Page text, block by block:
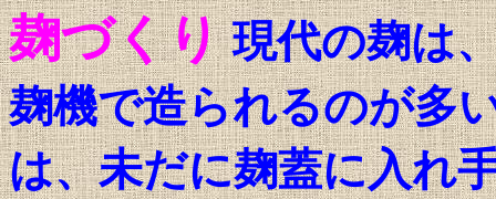
麹づくり 現代の麹は
麹機で造られるのが多
は、未だに麹蓋に入れ